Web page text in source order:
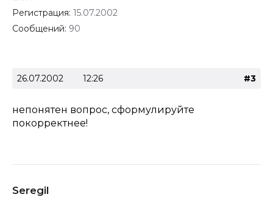
Регистрация: 15.07.2002
Сообщений: 90
26.07.2002 12:26 #3
непонятен вопрос, сформулируйте
покорректнее!
Seregil